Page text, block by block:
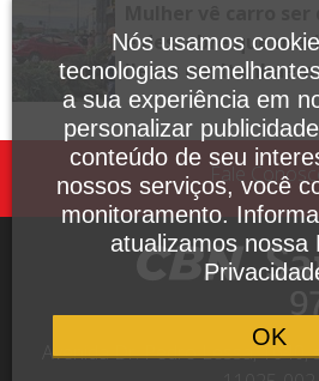
e descobre que
ilesos em Itanhaém
Fale
Avenida Dr. Pedro Lessa, 1640,
Nós usamos
tecnologias
a sua experiência em
personalizar
conteúdo de seu
nossos serviços, você
monitoramento.
atualizamos nossa
OK